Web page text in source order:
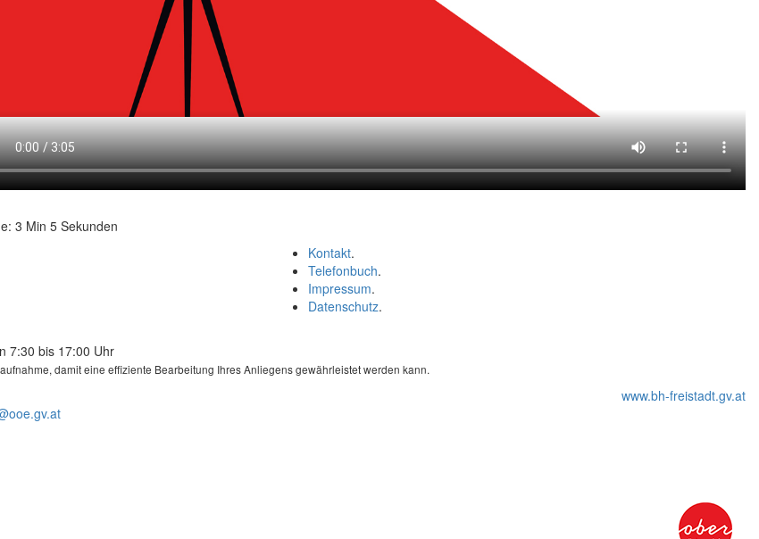
3 Min 5 Sekunden
Kontakt.
Telefonbuch.
Impressum.
Datenschutz.
7:30 bis 17:00 Uhr
damit eine effiziente Bearbeitung Ihres Anliegens gewährleistet werden kann.
www.bh-freistadt.gv.at